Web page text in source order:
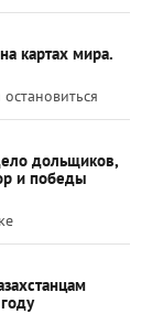
картах мира.
дольщиков,
и победы